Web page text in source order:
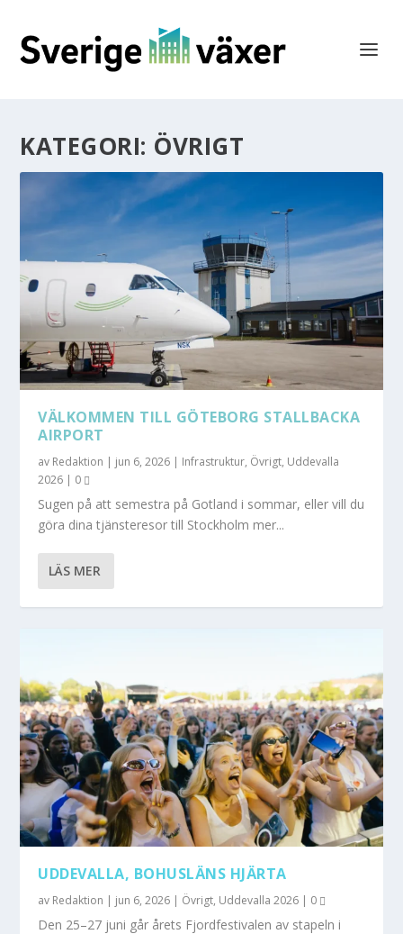
KATEGORI: ÖVRIGT
VÄLKOMMEN TILL GÖTEBORG STALLBACKA
AIRPORT
av Redaktion | jun 6, 2026 | Infrastruktur, Övrigt, Uddevalla
2026 | 0
Sugen på att semestra på Gotland i sommar, eller vill du
göra dina tjänsteresor till Stockholm mer...
LÄS MER
UDDEVALLA, BOHUSLÄNS HJÄRTA
av Redaktion | jun 6, 2026 | Övrigt, Uddevalla 2026 | 0
Den 25–27 juni går årets Fjordfestivalen av stapeln i